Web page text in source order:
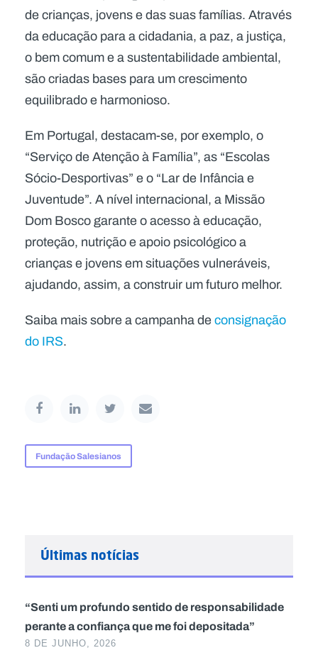
de crianças, jovens e das suas famílias. Através
da educação para a cidadania, a paz, a justiça,
o bem comum e a sustentabilidade ambiental,
são criadas bases para um crescimento
equilibrado e harmonioso.
Em Portugal, destacam-se, por exemplo, o
“Serviço de Atenção à Família”, as “Escolas
Sócio-Desportivas” e o “Lar de Infância e
Juventude”. A nível internacional, a Missão
Dom Bosco garante o acesso à educação,
proteção, nutrição e apoio psicológico a
crianças e jovens em situações vulneráveis,
ajudando, assim, a construir um futuro melhor.
Saiba mais sobre a campanha deconsignação
do IRS.
Fundação Salesianos
Últimas notícias
“Senti um profundo sentido de responsabilidade
perante a confiança que me foi depositada”
8 DE JUNHO, 2026